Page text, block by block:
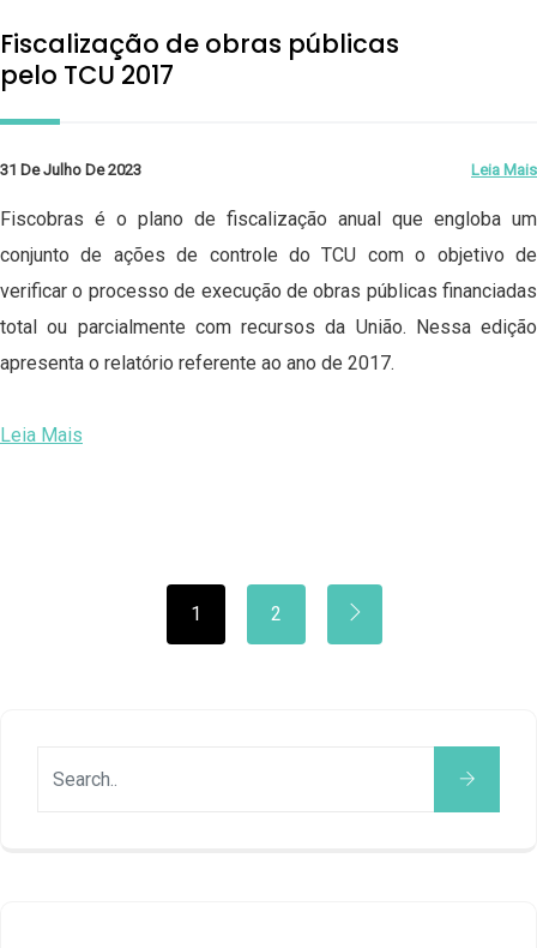
Fiscalização de obras públicas
pelo TCU 2017
31 De Julho De 2023 Leia Mais
Fiscobras é o plano de fiscalização anual que engloba um
conjunto de ações de controle do TCU com o objetivo de
verificar o processo de execução de obras públicas financiadas
total ou parcialmente com recursos da União. Nessa edição
apresenta o relatório referente ao ano de 2017.
Leia Mais
1 2